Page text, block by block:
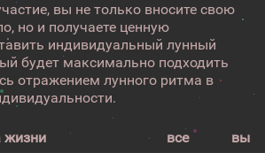
вы не только вносите свою
но и получаете ценную
индивидуальный лунный
будет максимально подходить
отражением лунного ритма в
жизни все вы